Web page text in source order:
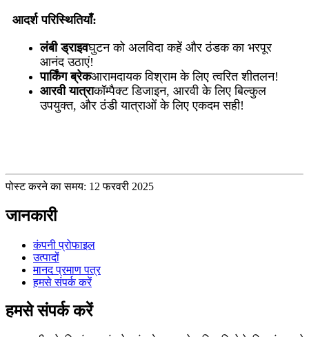
आदर्श परिस्थितियाँ:
लंबी ड्राइवघुटन को अलविदा कहें और ठंडक का भरपूर
आनंद उठाएं!
पार्किंग ब्रेकआरामदायक विश्राम के लिए त्वरित शीतलन!
आरवी यात्राकॉम्पैक्ट डिजाइन, आरवी के लिए बिल्कुल
उपयुक्त, और ठंडी यात्राओं के लिए एकदम सही!
पोस्ट करने का समय: 12 फरवरी 2025
जानकारी
कंपनी प्रोफाइल
उत्पादों
मानद प्रमाण पत्र
हमसे संपर्क करें
हमसे संपर्क करें